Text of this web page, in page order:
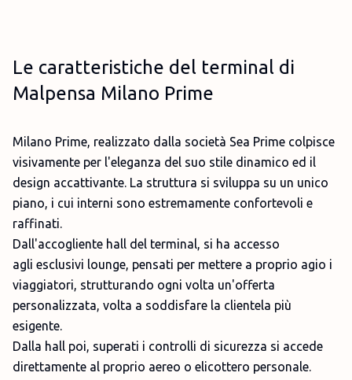
Le caratteristiche del terminal di
Malpensa Milano Prime
Milano Prime, realizzato dalla società Sea Prime colpisce
visivamente per l'eleganza del suo stile dinamico ed il
design accattivante. La struttura si sviluppa su un unico
piano, i cui interni sono estremamente confortevoli e
raffinati.
Dall'accogliente hall del terminal, si ha accesso
agli esclusivi lounge, pensati per mettere a proprio agio i
viaggiatori, strutturando ogni volta un'offerta
personalizzata, volta a soddisfare la clientela più
esigente.
Dalla hall poi, superati i controlli di sicurezza si accede
direttamente al proprio aereo o elicottero personale.